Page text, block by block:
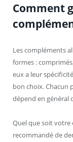
Comment
Les compléments
formes :
eux a leur
bon choix. Chacun
dépend en général
Quel que soit votre
recommandé de